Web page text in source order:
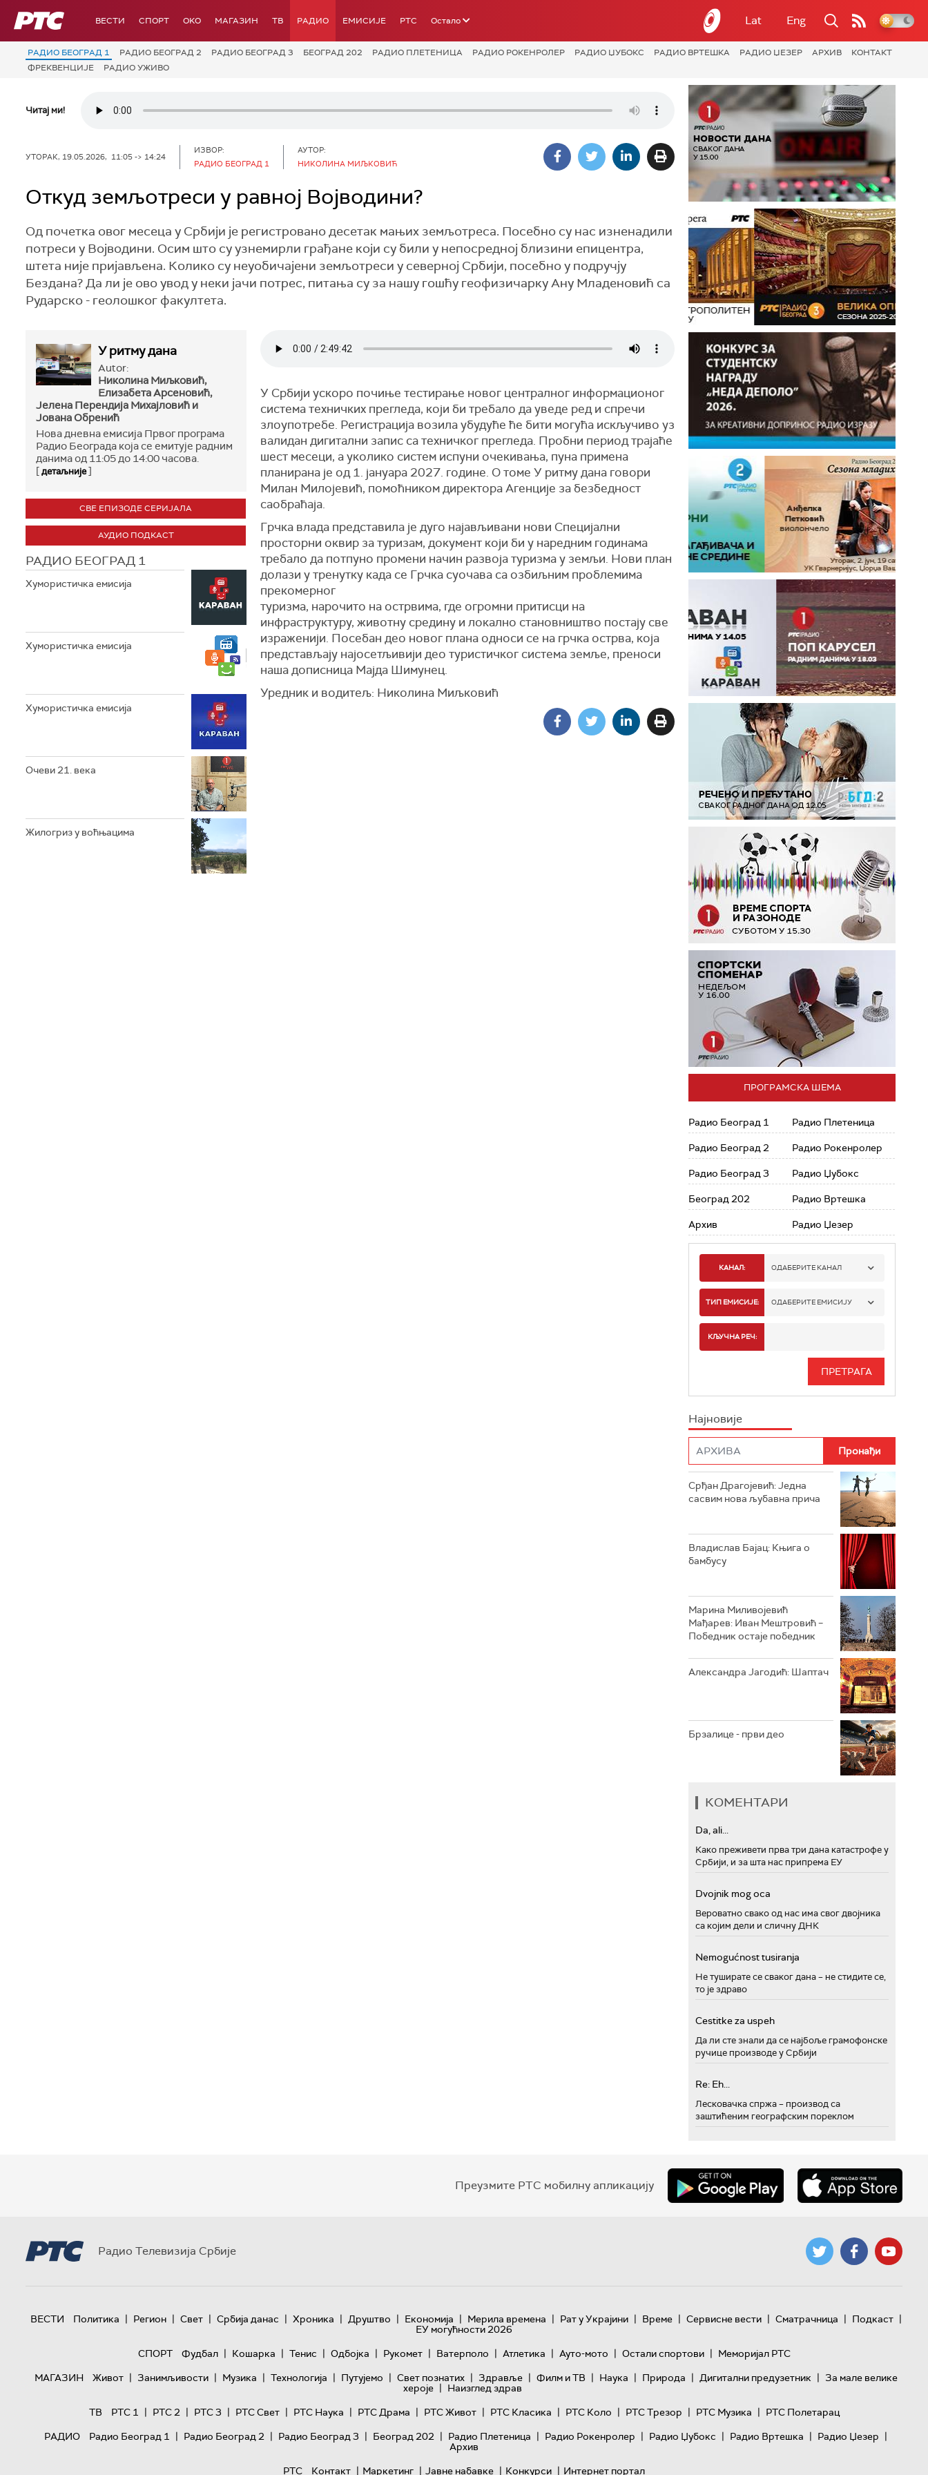
РТС ВЕСТИ СПОРТ OKO МАГАЗИН ТВ РАДИО ЕМИСИЈЕ РТС Остало Lat Eng
РАДИО БЕОГРАД 1 РАДИО БЕОГРАД 2 РАДИО БЕОГРАД 3 БЕОГРАД 202 РАДИО ПЛЕТЕНИЦА РАДИО РОКЕНРОЛЕР РАДИО ЏУБОКС РАДИО ВРТЕШКА РАДИО ЏЕЗЕР АРХИВ
КОНТАКТ
ФРЕКВЕНЦИЈЕ
РАДИО УЖИВО
Читај ми!
УТОРАК, 19.05.2026, 11:05 -> 14:24
ИЗВОР:
РАДИО БЕОГРАД 1
АУТОР:
НИКОЛИНА МИЉКОВИЋ
Откуд земљотреси у равној Војводини?
Од почетка овог месеца у Србији је регистровано десетак мањих земљотреса. Посебно су нас изненадили
потреси у Војводини. Осим што су узнемирли грађане који су били у непосредној близини епицентра,
штета није пријављена. Колико су неуобичајени земљотреси у северној Србији, посебно у подручју
Бездана? Да ли је ово увод у неки јачи потрес, питања су за нашу гошћу геофизичарку Ану Младеновић са
Рударско - геолошког факултета.
У ритму дана
Autor:
Николина Миљковић,
Елизабета Арсеновић,
Јелена Перендија Михајловић и
Јована Обренић
Нова дневна емисија Првог програма
Радио Београда која се емитује радним
данима од 11:05 до 14:00 часова.
[детаљније]
СВЕ ЕПИЗОДЕ СЕРИЈАЛА
АУДИО ПОДКАСТ
РАДИО БЕОГРАД 1
Хумористичка емисија
Хумористичка емисија
Хумористичка емисија
Очеви 21. века
Жилогриз у воћњацима
У Србији ускоро почиње тестирање новог централног информационог
система техничких прегледа, који би требало да уведе ред и спречи
злоупотребе. Регистрација возила убудуће ће бити могућа искључиво уз
валидан дигитални запис са техничког прегледа. Пробни период трајаће
шест месеци, а уколико систем испуни очекивања, пуна примена
планирана је од 1. јануара 2027. године. О томе У ритму дана говори
Милан Милојевић, помоћником директора Агенције за безбедност
саобраћаја.
Грчка влада представила је дуго најављивани нови Специјални
просторни оквир за туризам, документ који би у наредним годинама
требало да потпуно промени начин развоја туризма у земљи. Нови план
долази у тренутку када се Грчка суочава са озбиљним проблемима
прекомерног
туризма, нарочито на острвима, где огромни притисци на
инфраструктуру, животну средину и локално становништво постају све
израженији. Посебан део новог плана односи се на грчка острва, која
представљају најосетљивији део туристичког система земље, преноси
наша дописница Мајда Шимунец.
Уредник и водитељ: Николина Миљковић
ПРОГРАМСКА ШЕМА
Радио Београд 1
Радио Београд 2
Радио Београд 3
Београд 202
Архив
Радио Плетеница
Радио Рокенролер
Радио Џубокс
Радио Вртешка
Радио Џезер
КАНАЛ: ОДАБЕРИТЕ КАНАЛ
РАДИО БЕОГРАД 1
РАДИО БЕОГРАД 3
РАДИО РОКЕНРОЛЕР
РАДИО ЏУБОКС
РАДИО ВРТЕШКА
РАДИО ЏЕЗЕР
ТИП ЕМИСИЈЕ: ОДАБЕРИТЕ ЕМИСИЈУ
ИНФО
КЉУЧНА РЕЧ:
Најновије
Срђан Драгојевић: Једна
сасвим нова љубавна прича
Владислав Бајац: Књига о
бамбусу
Марина Миливојевић
Мађарев: Иван Мештровић –
Победник остаје победник
Александра Јагодић: Шаптач
Брзалице - први део
КОМЕНТАРИ
Da, ali...
Како преживети прва три дана катастрофе у
Србији, и за шта нас припрема ЕУ
Dvojnik mog oca
Вероватно свако од нас има свог двојника
са којим дели и сличну ДНК
Nemogućnost tusiranja
Не туширате се сваког дана – не стидите се,
то је здраво
Cestitke za uspeh
Да ли сте знали да се најбоље грамофонске
ручице производе у Србији
Re: Eh...
Лесковачка спржа – производ са
заштићеним географским пореклом
Преузмите РТС мобилну апликацију
Радио Телевизија Србије
ВЕСТИ Политика | Регион | Свет | Србија данас | Хроника | Друштво | Економија | Мерила времена | Рат у Украјини | Време | Сервисне вести | Сматрачница | Подкаст |
ЕУ могућности 2026
СПОРТ
Фудбал | Кошарка | Тенис | Одбојка | Рукомет | Ватерполо | Атлетика | Ауто-мото | Остали спортови | Меморијал РТС
МАГАЗИН
Живот | Занимљивости | Музика | Технологијa | Путујемо | Свет познатих | Здравље | Филм и ТВ | Наука | Природа | Дигитални предузетник | За мале велике
хероје | Наизглед здрав
ТВ
РТС 1 | РТС 2 | РТС 3 | РТС Свет | РТС Наука | РТС Драма | РТС Живот | РТС Класика | РТС Коло | РТС Трезор | РТС Музика | РТС Полетарац
РАДИО
Радио Београд 1 | Радио Београд 2 | Радио Београд 3 | Београд 202 | Радио Плетеница | Радио Рокенролер | Радио Џубокс | Радио Вртешка | Радио Џезер |
Архив
РТС
Контакт | Маркетинг | Јавне набавке | Конкурси | Интернет портал